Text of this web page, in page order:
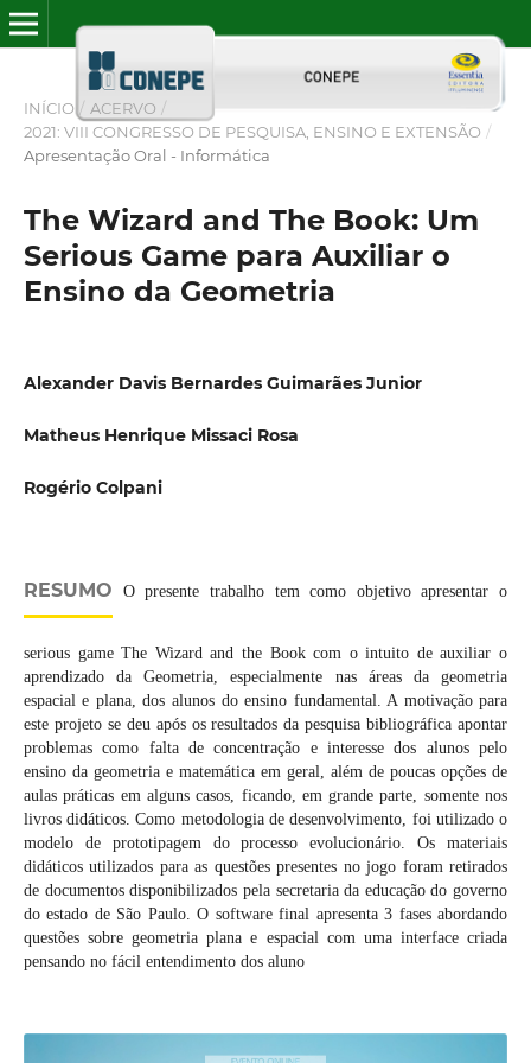
INÍCIO / ACERVO /
2021: VIII CONGRESSO DE PESQUISA, ENSINO E EXTENSÃO /
Apresentação Oral - Informática
The Wizard and The Book: Um
Serious Game para Auxiliar o
Ensino da Geometria
Alexander Davis Bernardes Guimarães Junior
Matheus Henrique Missaci Rosa
Rogério Colpani
RESUMO O presente trabalho tem como objetivo apresentar o
serious game The Wizard and the Book com o intuito de auxiliar o
aprendizado da Geometria, especialmente nas áreas da geometria
espacial e plana, dos alunos do ensino fundamental. A motivação para
este projeto se deu após os resultados da pesquisa bibliográfica apontar
problemas como falta de concentração e interesse dos alunos pelo
ensino da geometria e matemática em geral, além de poucas opções de
aulas práticas em alguns casos, ficando, em grande parte, somente nos
livros didáticos. Como metodologia de desenvolvimento, foi utilizado o
modelo de prototipagem do processo evolucionário. Os materiais
didáticos utilizados para as questões presentes no jogo foram retirados
de documentos disponibilizados pela secretaria da educação do governo
do estado de São Paulo. O software final apresenta 3 fases abordando
questões sobre geometria plana e espacial com uma interface criada
pensando no fácil entendimento dos aluno